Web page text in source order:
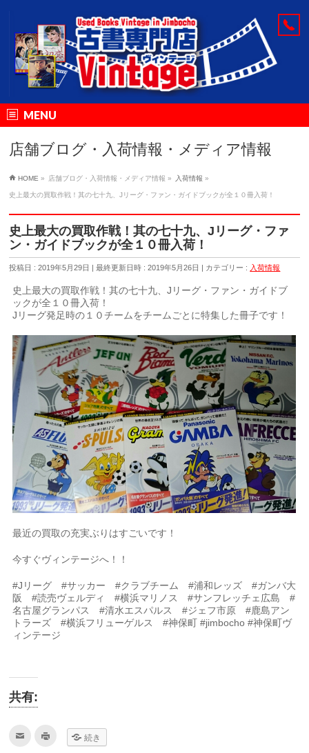
MENU
店舗ブログ・入荷情報・メディア情報
HOME » 店舗ブログ・入荷情報・メディア情報 » 入荷情報 »
史上最大の買取作戦！其の七十九、Jリーグ・ファン・ガイドブックが全１０冊入荷！
史上最大の買取作戦！其の七十九、Jリーグ・ファ
ン・ガイドブックが全１０冊入荷！
投稿日 : 2019年5月29日 最終更新日時 : 2019年5月26日 カテゴリー : 入荷情報
史上最大の買取作戦！其の七十九、Jリーグ・ファン・ガイドブ
ックが全１０冊入荷！
Jリーグ発足時の１０チームをチームごとに特集した冊子です！
最近の買取の充実ぶりはすごいです！
今すぐヴィンテージへ！！
#Jリーグ #サッカー #クラブチーム #浦和レッズ #ガンバ大
阪 #読売ヴェルディ #横浜マリノス #サンフレッチェ広島 #
名古屋グランパス #清水エスパルス #ジェフ市原 #鹿島アン
トラーズ #横浜フリューゲルス #神保町 #jimbocho #神保町ヴ
ィンテージ
共有:
続き